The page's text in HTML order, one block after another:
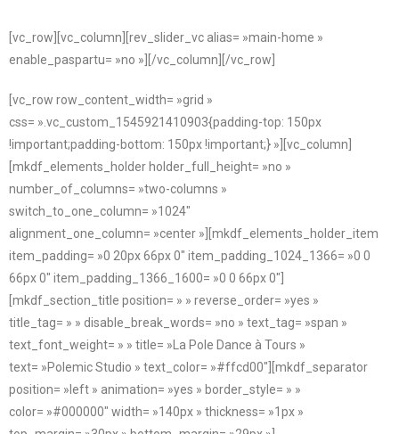
[vc_row][vc_column][rev_slider_vc alias= »main-home »
enable_paspartu= »no »][/vc_column][/vc_row]
[vc_row row_content_width= »grid »
css= ».vc_custom_1545921410903{padding-top: 150px
!important;padding-bottom: 150px !important;} »][vc_column]
[mkdf_elements_holder holder_full_height= »no »
number_of_columns= »two-columns »
switch_to_one_column= »1024″
alignment_one_column= »center »][mkdf_elements_holder_item
item_padding= »0 20px 66px 0″ item_padding_1024_1366= »0 0
66px 0″ item_padding_1366_1600= »0 0 66px 0″]
[mkdf_section_title position= » » reverse_order= »yes »
title_tag= » » disable_break_words= »no » text_tag= »span »
text_font_weight= » » title= »La Pole Dance à Tours »
text= »Polemic Studio » text_color= »#ffcd00″][mkdf_separator
position= »left » animation= »yes » border_style= » »
color= »#000000″ width= »140px » thickness= »1px »